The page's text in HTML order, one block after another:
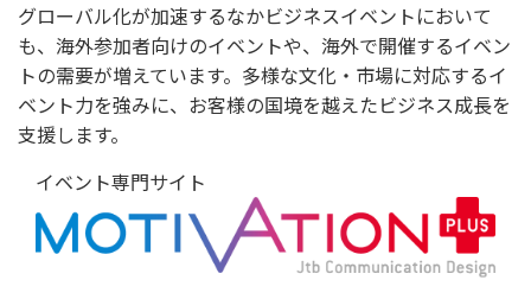
グローバル化が加速するなかビジネスイベントにおいて
も、海外参加者向けのイベントや、海外で開催するイベン
トの需要が増えています。多様な文化・市場に対応するイ
ベント力を強みに、お客様の国境を越えたビジネス成長を
支援します。
イベント専門サイト